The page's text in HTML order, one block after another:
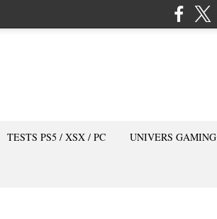
TESTS PS5 / XSX / PC UNIVERS GAMING